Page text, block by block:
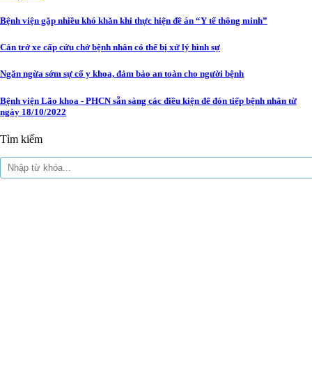
Bệnh viện gặp nhiều khó khăn khi thực hiện đề án “Y tế thông minh”
Cản trở xe cấp cứu chở bệnh nhân có thể bị xử lý hình sự
Ngăn ngừa sớm sự cố y khoa, đảm bảo an toàn cho người bệnh
Bệnh viện Lão khoa - PHCN sẵn sàng các điều kiện để đón tiếp bệnh nhân từ
ngày 18/10/2022
Tìm kiếm